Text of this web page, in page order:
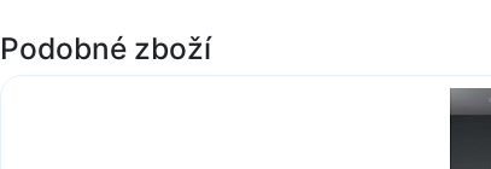
Podobné zboží